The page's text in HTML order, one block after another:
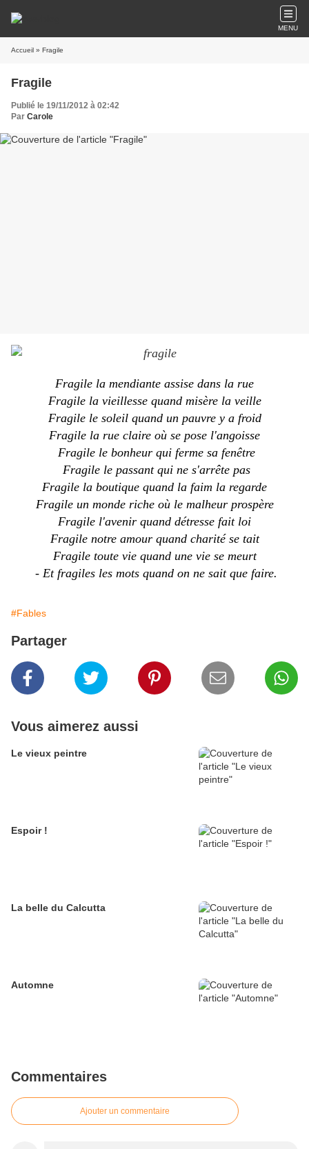
MENU
Accueil » Fragile
Fragile
Publié le 19/11/2012 à 02:42
Par Carole
Fragile la mendiante assise dans la rue
Fragile la vieillesse quand misère la veille
Fragile le soleil quand un pauvre y a froid
Fragile la rue claire où se pose l'angoisse
Fragile le bonheur qui ferme sa fenêtre
Fragile le passant qui ne s'arrête pas
Fragile la boutique quand la faim la regarde
Fragile un monde riche où le malheur prospère
Fragile l'avenir quand détresse fait loi
Fragile notre amour quand charité se tait
Fragile toute vie quand une vie se meurt
- Et fragiles les mots quand on ne sait que faire.
#Fables
Partager
Vous aimerez aussi
Le vieux peintre
Espoir !
La belle du Calcutta
Automne
Commentaires
Ajouter un commentaire